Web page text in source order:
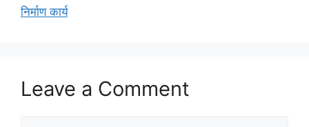
निर्माण कार्य
Leave a Comment